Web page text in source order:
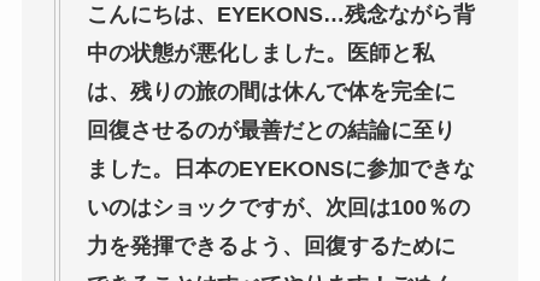
こんにちは、EYEKONS…残念ながら背
中の状態が悪化しました。医師と私
は、残りの旅の間は休んで体を完全に
回復させるのが最善だとの結論に至り
ました。日本のEYEKONSに参加できな
いのはショックですが、次回は100％の
力を発揮できるよう、回復するために